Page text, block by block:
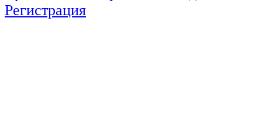
Регистрация